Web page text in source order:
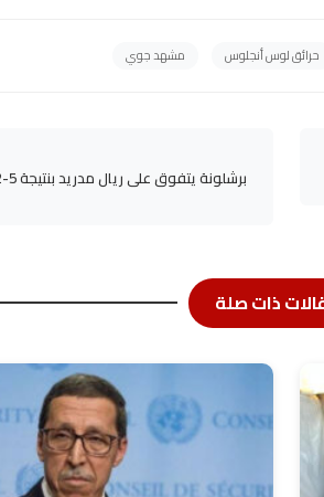
حرائق لوس أنجلوس مشهد جوي
ذات صلة